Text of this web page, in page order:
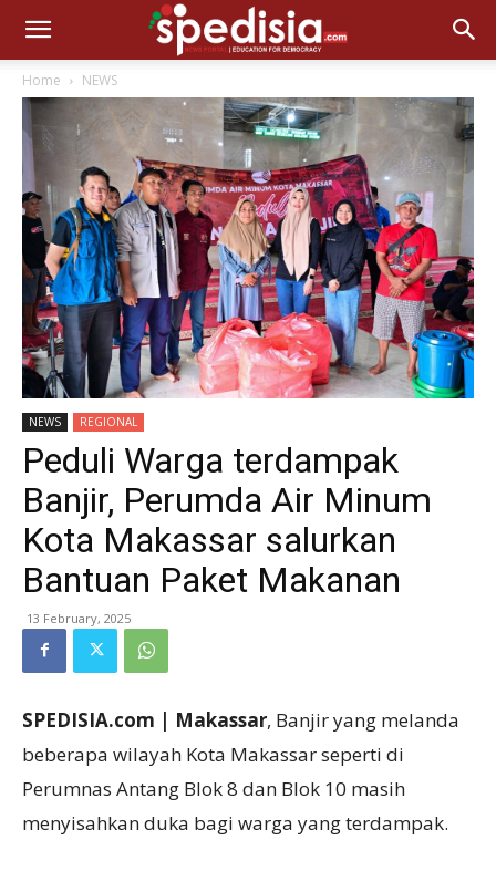
Home NEWS
NEWS REGIONAL
Peduli Warga terdampak
Banjir, Perumda Air Minum
Kota Makassar salurkan
Bantuan Paket Makanan
13 February, 2025
SPEDISIA.com | Makassar, Banjir yang melanda
beberapa wilayah Kota Makassar seperti di
Perumnas Antang Blok 8 dan Blok 10 masih
menyisahkan duka bagi warga yang terdampak.